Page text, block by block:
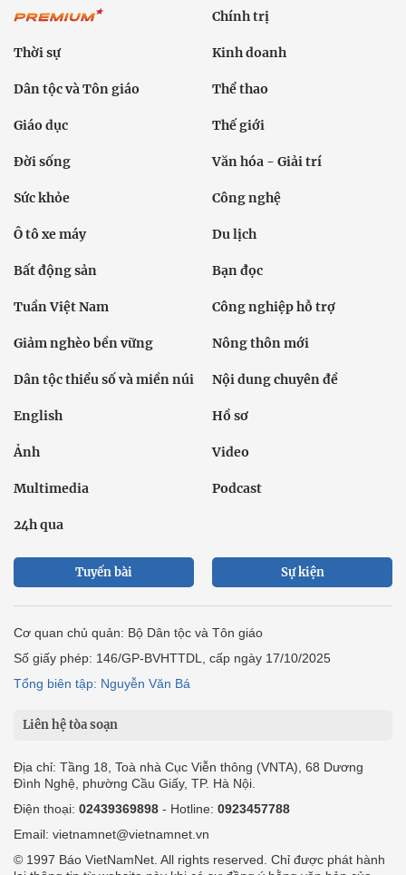
Chính trị
Thời sự Kinh doanh
Dân tộc và Tôn giáo Thể thao
Giáo dục Thế giới
Đời sống Văn hóa - Giải trí
Sức khỏe Công nghệ
Ô tô xe máy Du lịch
Bất động sản Bạn đọc
Tuần Việt Nam Công nghiệp hỗ trợ
Giảm nghèo bền vững Nông thôn mới
Dân tộc thiểu số và miền núi Nội dung chuyên đề
English Hồ sơ
Ảnh Video
Multimedia Podcast
24h qua
Tuyến bài Sự kiện
Cơ quan chủ quản: Bộ Dân tộc và Tôn giáo
Số giấy phép: 146/GP-BVHTTDL, cấp ngày 17/10/2025
Tổng biên tập: Nguyễn Văn Bá
Liên hệ tòa soạn
Địa chỉ: Tầng 18, Toà nhà Cục Viễn thông (VNTA), 68 Dương
Đình Nghệ, phường Cầu Giấy, TP. Hà Nội.
Điện thoại: 02439369898 - Hotline: 0923457788
Email: vietnamnet@vietnamnet.vn
© 1997 Báo VietNamNet. All rights reserved. Chỉ được phát hành